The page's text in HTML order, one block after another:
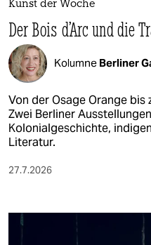
Kunst der Woche
Der Bois d’Arc und die
Kolumne Berliner
Von der Osage Orange bis
Zwei Berliner
Kolonialgeschichte,
Literatur.
27.7.2026